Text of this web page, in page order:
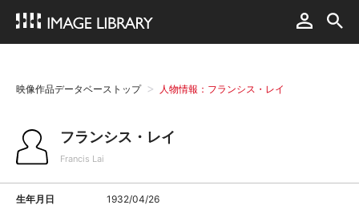
映像作品データベーストップ 人物情報：フランシス・レイ
フランシス・レイ
Francis Lai
生年月日 1932/04/26